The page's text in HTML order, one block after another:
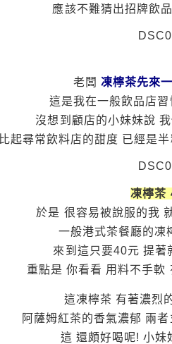
應該不難猜出招牌飲
老闆凍檸茶先來
這是我在一般飲品店
沒想到顧店的小妹妹說
比起尋常飲料店的甜度 已經是
凍檸茶
於是 很容易被說服的我
一般港式茶餐廳的凍
來到這只要40元 提著
重點是 你看看 用料不手軟
這凍檸茶 有著濃烈
阿薩姆紅茶的香氣濃郁 兩
這 還頗好喝呢! 小妹